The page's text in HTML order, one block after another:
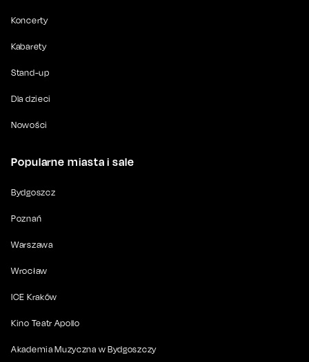
Koncerty
Kabarety
Stand-up
Dla dzieci
Nowości
Popularne miasta i sale
Bydgoszcz
Poznań
Warszawa
Wrocław
ICE Kraków
Kino Teatr Apollo
Akademia Muzyczna w Bydgoszczy